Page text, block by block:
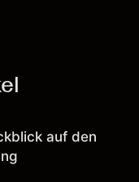
auf den